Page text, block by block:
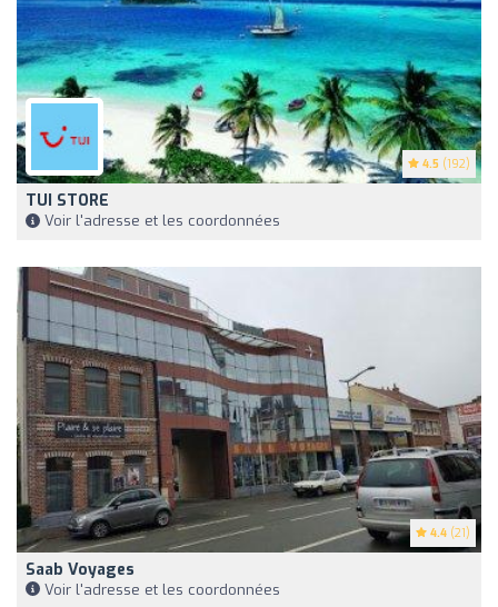
4.5 (192)
TUI STORE
Voir l'adresse et les coordonnées
4.4 (21)
Saab Voyages
Voir l'adresse et les coordonnées